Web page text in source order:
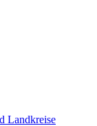
Landkreise